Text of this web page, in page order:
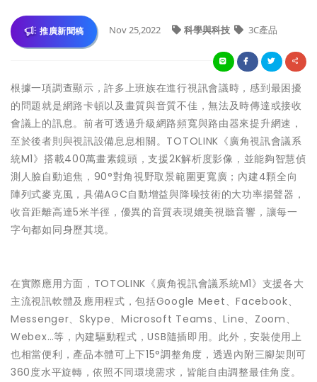
推廣新聞稿 Nov 25,2022 科學與科技 3C產品
根據一項調查顯示，許多上班族在進行視訊會議時，感到最困擾
的問題就是網路卡頓以及畫質與音質不佳，無法及時傳達或接收
會議上的訊息。前者可透過升級網路頻寬與路由器來提升網速，
至於後者則與視訊設備息息相關。TOTOLINK《廣角視訊會議系
統M1》搭載400萬畫素鏡頭，支援2K解析度影像，並能夠智慧偵
測人臉自動追焦，90°對角視野取景範圍更寬廣；內建4顆全向
陣列式麥克風，具備AGC自動增益與降噪技術的大功率揚聲器，
收音距離高達5米半徑，優異的音質表現媲美視聽音響，讓每一
字句都如同身歷其境。
在實際應用方面，TOTOLINK《廣角視訊會議系統M1》支援各大
主流視訊軟體及應用程式，包括Google Meet、Facebook、
Messenger、Skype、Microsoft Teams、Line、Zoom、
Webex…等，內建驅動程式，USB隨插即用。此外，安裝使用上
也相當便利，產品本體可上下15°調整角度，透過內附三腳架則可
360度水平旋轉，依照不同環境需求，皆能自由調整最佳角度。